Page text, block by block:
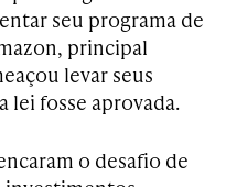
seu programa de
principal
levar seus
lei fosse aprovada.
o desafio de